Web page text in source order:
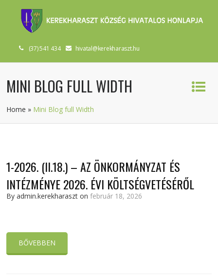
(37) 541 434 hivatal@kerekharaszt.hu
MINI BLOG FULL WIDTH
Home » Mini Blog full Width
1-2026. (II.18.) – AZ ÖNKORMÁNYZAT ÉS
INTÉZMÉNYE 2026. ÉVI KÖLTSÉGVETÉSÉRŐL
By admin.kerekharaszt onfebruár 18, 2026
BŐVEBBEN